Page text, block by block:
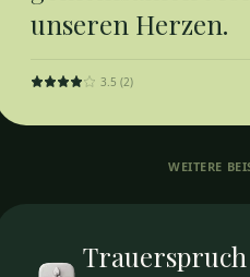
unseren Herzen.
3.5 (2)
WEITERE
Trauerspruch